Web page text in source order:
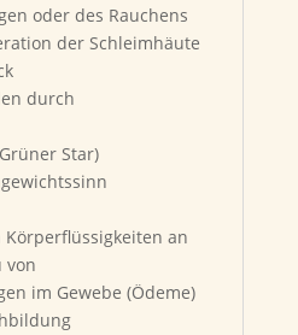
oder des Rauchens
der Schleimhäute
durch
Star)
Körperflüssigkeiten an
von
im Gewebe (Ödeme)